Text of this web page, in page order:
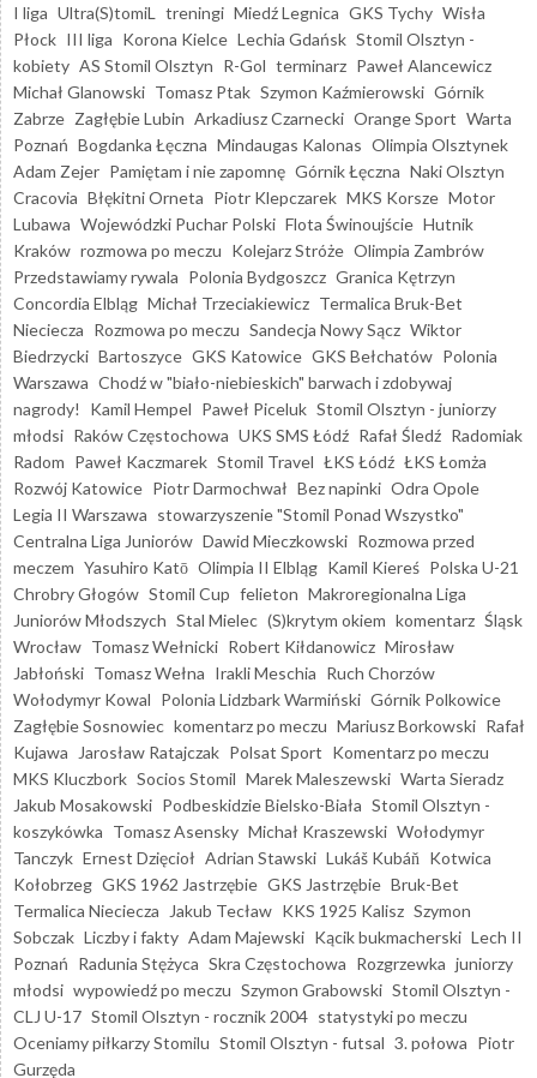
I liga Ultra(S)tomiL treningi Miedź Legnica GKS Tychy Wisła
Płock III liga Korona Kielce Lechia Gdańsk Stomil Olsztyn -
kobiety AS Stomil Olsztyn R-Gol terminarz Paweł Alancewicz
Michał Glanowski Tomasz Ptak Szymon Kaźmierowski Górnik
Zabrze Zagłębie Lubin Arkadiusz Czarnecki Orange Sport Warta
Poznań Bogdanka Łęczna Mindaugas Kalonas Olimpia Olsztynek
Adam Zejer Pamiętam i nie zapomnę Górnik Łęczna Naki Olsztyn
Cracovia Błękitni Orneta Piotr Klepczarek MKS Korsze Motor
Lubawa Wojewódzki Puchar Polski Flota Świnoujście Hutnik
Kraków rozmowa po meczu Kolejarz Stróże Olimpia Zambrów
Przedstawiamy rywala Polonia Bydgoszcz Granica Kętrzyn
Concordia Elbląg Michał Trzeciakiewicz Termalica Bruk-Bet
Nieciecza Rozmowa po meczu Sandecja Nowy Sącz Wiktor
Biedrzycki Bartoszyce GKS Katowice GKS Bełchatów Polonia
Warszawa Chodź w "biało-niebieskich" barwach i zdobywaj
nagrody!
Kamil Hempel Paweł Piceluk Stomil Olsztyn - juniorzy
młodsi Raków Częstochowa UKS SMS Łódź Rafał Śledź Radomiak
Radom Paweł Kaczmarek Stomil Travel ŁKS Łódź ŁKS Łomża
Rozwój Katowice Piotr Darmochwał Bez napinki Odra Opole
Legia II Warszawa stowarzyszenie "Stomil Ponad Wszystko"
Centralna Liga Juniorów Dawid Mieczkowski Rozmowa przed
meczem Yasuhiro Katō Olimpia II Elbląg Kamil Kiereś Polska U-21
Chrobry Głogów Stomil Cup felieton Makroregionalna Liga
Juniorów Młodszych Stal Mielec (S)krytym okiem komentarz Śląsk
Wrocław Tomasz Wełnicki Robert Kiłdanowicz Mirosław
Jabłoński Tomasz Wełna Irakli Meschia Ruch Chorzów
Wołodymyr Kowal Polonia Lidzbark Warmiński Górnik Polkowice
Zagłębie Sosnowiec komentarz po meczu Mariusz Borkowski Rafał
Kujawa
Jarosław Ratajczak Polsat Sport Komentarz po meczu
MKS Kluczbork Socios Stomil Marek Maleszewski Warta Sieradz
Jakub Mosakowski Podbeskidzie Bielsko-Biała Stomil Olsztyn -
koszykówka Tomasz Asensky Michał Kraszewski Wołodymyr
Tanczyk Ernest Dzięcioł Adrian Stawski Lukáš Kubáň Kotwica
Kołobrzeg GKS 1962 Jastrzębie GKS Jastrzębie Bruk-Bet
Termalica Nieciecza
Jakub Tecław KKS 1925 Kalisz Szymon
Sobczak Liczby i fakty Adam Majewski Kącik bukmacherski Lech II
Poznań Radunia Stężyca Skra Częstochowa Rozgrzewka juniorzy
młodsi wypowiedź po meczu Szymon Grabowski Stomil Olsztyn -
CLJ U-17 Stomil Olsztyn - rocznik 2004 statystyki po meczu
Oceniamy piłkarzy Stomilu Stomil Olsztyn - futsal 3. połowa Piotr
Gurzęda